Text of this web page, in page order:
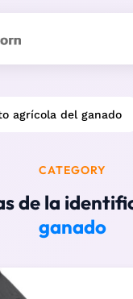
agrícola del ganado
CATEGORY
de la
ganado